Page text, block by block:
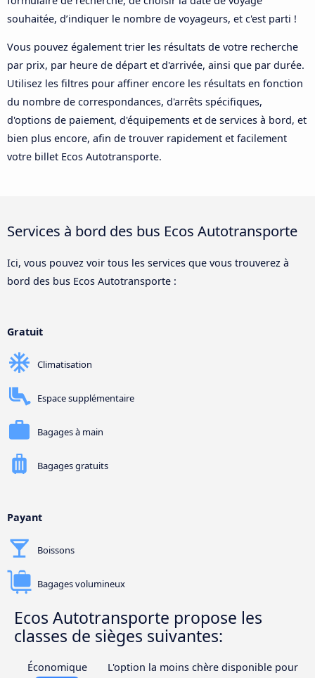
souhaitée, d’indiquer le nombre de voyageurs, et c'est parti !
Vous pouvez également trier les résultats de votre recherche
par prix, par heure de départ et d'arrivée, ainsi que par durée.
Utilisez les filtres pour affiner encore les résultats en fonction
du nombre de correspondances, d'arrêts spécifiques,
d'options de paiement, d'équipements et de services à bord, et
bien plus encore, afin de trouver rapidement et facilement
votre billet Ecos Autotransporte.
Services à bord des bus Ecos Autotransporte
Ici, vous pouvez voir tous les services que vous trouverez à
bord des bus Ecos Autotransporte :
Gratuit
Climatisation
Espace supplémentaire
Bagages à main
Bagages gratuits
Payant
Boissons
Bagages volumineux
Ecos Autotransporte propose les
classes de sièges suivantes:
Économique
L'option la moins chère disponible pour